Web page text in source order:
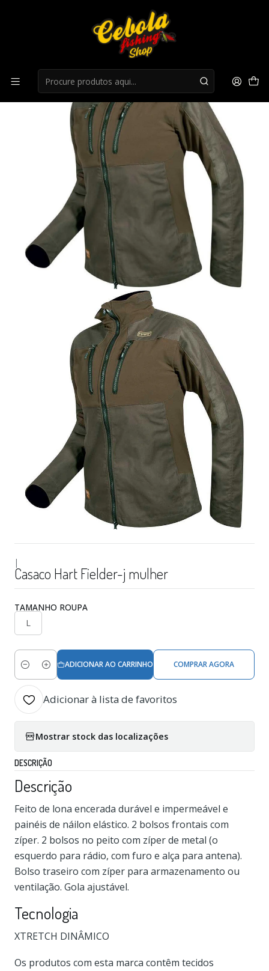
Casaco Hart Fielder-j mulher
|
Casaco Hart Fielder-j mulher
TAMANHO ROUPA
L
Quantidade
ADICIONAR AO CARRINHO COMPRAR AGORA
Adicionar à lista de favoritos
Mostrar stock das localizações
DESCRIÇÃO
Descrição
Feito de lona encerada durável e impermeável e
painéis de náilon elástico. 2 bolsos frontais com
zíper. 2 bolsos no peito com zíper de metal (o
esquerdo para rádio, com furo e alça para antena).
Bolso traseiro com zíper para armazenamento ou
ventilação. Gola ajustável.
Tecnologia
XTRETCH DINÂMICO
Os produtos com esta marca contêm tecidos